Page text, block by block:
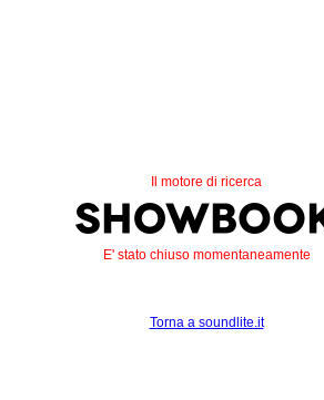
Il motore di ricerca
E' stato chiuso momentaneamente
Torna a soundlite.it